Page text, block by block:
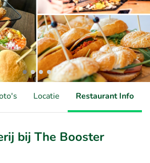
Locatie Restaurant Info
bij The Booster